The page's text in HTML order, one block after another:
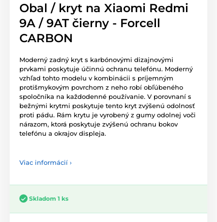
Obal / kryt na Xiaomi Redmi
9A / 9AT čierny - Forcell
CARBON
Moderný zadný kryt s karbónovými dizajnovými
prvkami poskytuje účinnú ochranu telefónu. Moderný
vzhľad tohto modelu v kombinácii s príjemným
protišmykovým povrchom z neho robí obľúbeného
spoločníka na každodenné používanie. V porovnaní s
bežnými krytmi poskytuje tento kryt zvýšenú odolnosť
proti pádu. Rám krytu je vyrobený z gumy odolnej voči
nárazom, ktorá poskytuje zvýšenú ochranu bokov
telefónu a okrajov displeja.
Viac informácií ›
Skladom 1 ks